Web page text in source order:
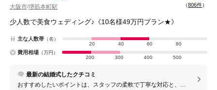
大阪市/堺筋本町駅 （806件）
少人数で美食ウェディング♪《10名様49万円プラン★》
主な人数帯 （名）
20
40 60 80
費用相場 （万円）
200
300 400 500
最新の結婚式したクチコミ
おすすめしたいポイントは、スタッフの柔軟で丁寧な対応と、ゲ